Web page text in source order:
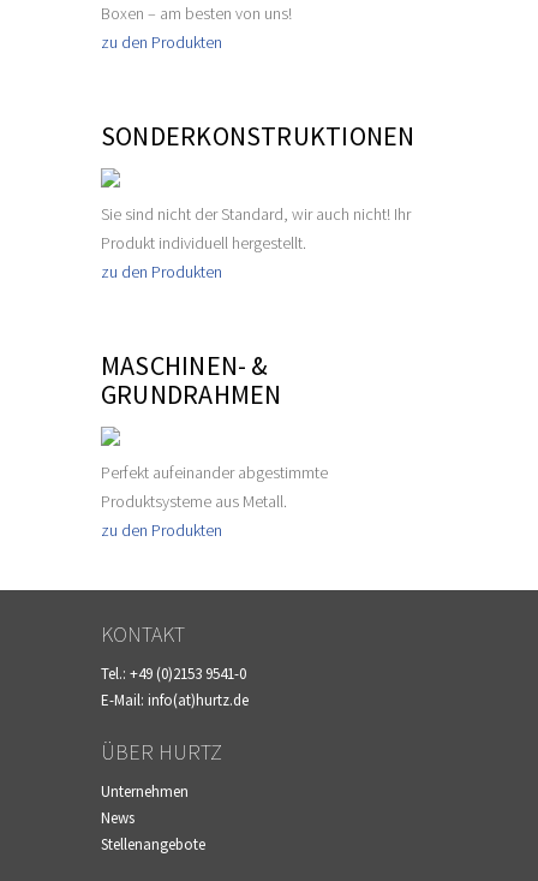
Boxen – am besten von uns!
zu den Produkten
SONDERKONSTRUKTIONEN
Sie sind nicht der Standard, wir auch nicht! Ihr
Produkt individuell hergestellt.
zu den Produkten
MASCHINEN- &
GRUNDRAHMEN
Perfekt aufeinander abgestimmte
Produktsysteme aus Metall.
zu den Produkten
KONTAKT
Tel.: +49 (0)2153 9541-0
E-Mail: info(at)hurtz.de
ÜBER HURTZ
Unternehmen
News
Stellenangebote